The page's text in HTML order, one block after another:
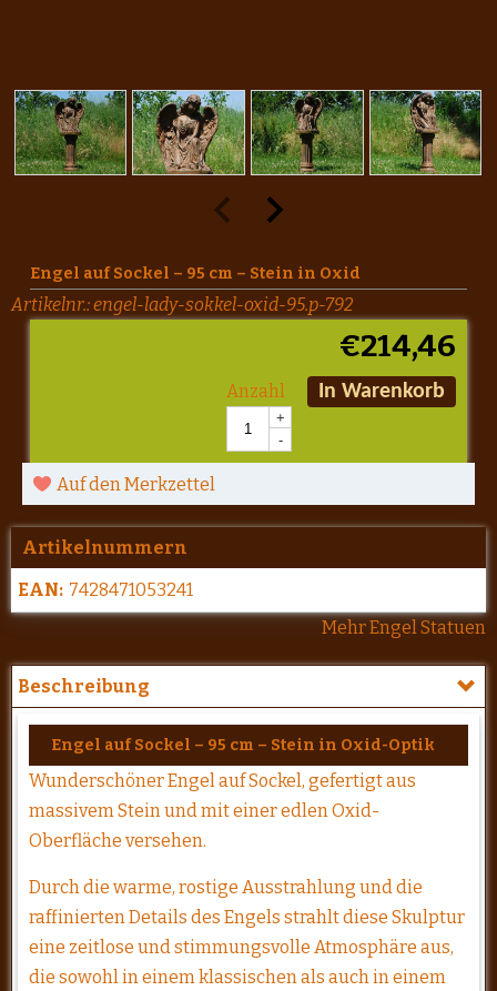
Engel auf Sockel – 95 cm – Stein in Oxid
Artikelnr.:engel-lady-sokkel-oxid-95.p-792
€214,46
Anzahl
+
-
In Warenkorb
Auf den Merkzettel
Artikelnummern
EAN: 7428471053241
Mehr Engel Statuen
Beschreibung
Engel auf Sockel – 95 cm – Stein in Oxid-Optik
Wunderschöner Engel auf Sockel, gefertigt aus
massivem Stein und mit einer edlen Oxid-
Oberfläche versehen.
Durch die warme, rostige Ausstrahlung und die
raffinierten Details des Engels strahlt diese Skulptur
eine zeitlose und stimmungsvolle Atmosphäre aus,
die sowohl in einem klassischen als auch in einem